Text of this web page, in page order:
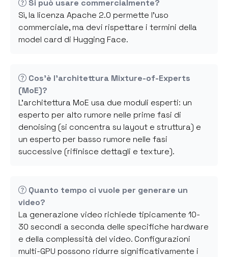
Si può usare commercialmente?
Sì, la licenza Apache 2.0 permette l'uso
commerciale, ma devi rispettare i termini della
model card di Hugging Face.
Cos'è l'architettura Mixture-of-Experts
(MoE)?
L'architettura MoE usa due moduli esperti: un
esperto per alto rumore nelle prime fasi di
denoising (si concentra su layout e struttura) e
un esperto per basso rumore nelle fasi
successive (rifinisce dettagli e texture).
Quanto tempo ci vuole per generare un
video?
La generazione video richiede tipicamente 10-
30 secondi a seconda delle specifiche hardware
e della complessità del video. Configurazioni
multi-GPU possono ridurre significativamente i